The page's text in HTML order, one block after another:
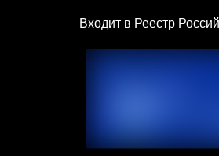
Входит в Реестр